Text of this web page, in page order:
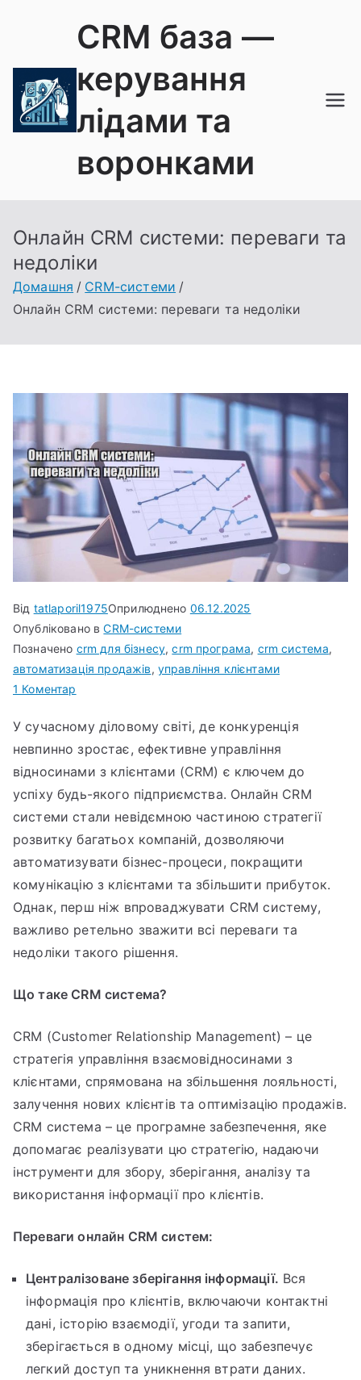
CRM база —
керування
лідами та
воронками
Онлайн CRM системи: переваги та
недоліки
Домашня
CRM-системи
Онлайн CRM системи: переваги та недоліки
Від tatlaporil1975Оприлюднено 06.12.2025
Опубліковано вCRM-системи
Позначено crm для бізнесу,crm програма, crm система,
автоматизація продажів, управління клієнтами
1 Коментар
CRM
системи:
переваги
та
У сучасному діловому світі, де конкуренція
невпинно зростає, ефективне управління
відносинами з клієнтами (CRM) є ключем до
успіху будь-якого підприємства. Онлайн CRM
системи стали невідємною частиною стратегії
розвитку багатьох компаній, дозволяючи
автоматизувати бізнес-процеси, покращити
комунікацію з клієнтами та збільшити прибуток.
Однак, перш ніж впроваджувати CRM систему,
важливо ретельно зважити всі переваги та
недоліки такого рішення.
Що таке CRM система?
CRM (Customer Relationship Management) – це
стратегія управління взаємовідносинами з
клієнтами, спрямована на збільшення лояльності,
залучення нових клієнтів та оптимізацію продажів.
CRM система – це програмне забезпечення, яке
допомагає реалізувати цю стратегію, надаючи
інструменти для збору, зберігання, аналізу та
використання інформації про клієнтів.
Переваги онлайн CRM систем:
Централізоване зберігання інформації. Вся
інформація про клієнтів, включаючи контактні
дані, історію взаємодії, угоди та запити,
зберігається в одному місці, що забезпечує
легкий доступ та уникнення втрати даних.